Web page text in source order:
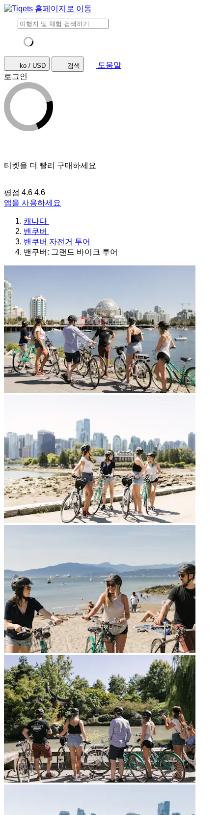
ko / USD 검색
도움말
로그인
티켓을 더 빨리 구매하세요
평점 4.6 4.6
앱을 사용하세요
캐나다
밴쿠버
밴쿠버 자전거 투어
밴쿠버: 그랜드 바이크 투어